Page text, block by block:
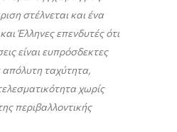
στέλνεται και ένα
Έλληνες επενδυτές ότι
είναι ευπρόσδεκτες
ταχύτητα,
χωρίς
περιβαλλοντικής